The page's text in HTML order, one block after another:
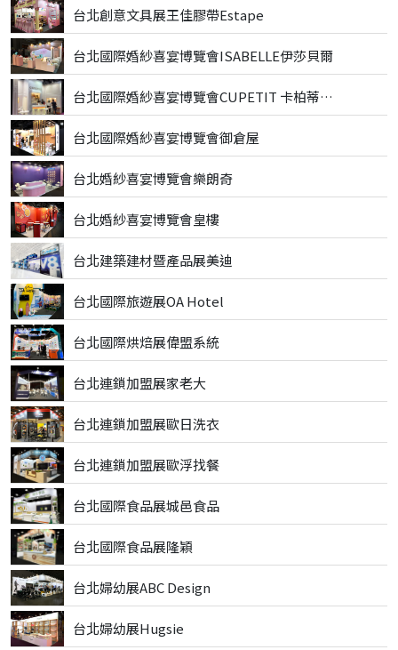
台北創意文具展王佳膠帶Estape
台北國際婚紗喜宴博覽會ISABELLE伊莎貝爾
台北國際婚紗喜宴博覽會CUPETIT 卡柏蒂精品甜點
台北國際婚紗喜宴博覽會御倉屋
台北婚紗喜宴博覽會樂朗奇
台北婚紗喜宴博覽會皇樓
台北建築建材暨產品展美迪
台北國際旅遊展OA Hotel
台北國際烘焙展偉盟系統
台北連鎖加盟展家老大
台北連鎖加盟展歐日洗衣
台北連鎖加盟展歐浮找餐
台北國際食品展城邑食品
台北國際食品展隆穎
台北婦幼展ABC Design
台北婦幼展Hugsie